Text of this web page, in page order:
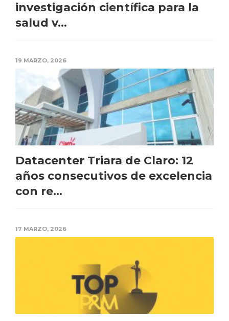
investigación científica para la
salud v...
19 MARZO, 2026
Datacenter Triara de Claro: 12
años consecutivos de excelencia
con re...
17 MARZO, 2026